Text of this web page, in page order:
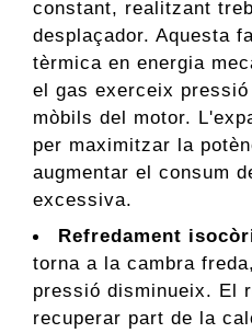
constant, realitzant
desplaçador. Aquesta
tèrmica en energia
el gas exerceix
mòbils del motor.
per maximitzar la
augmentar el consum
excessiva.
Refredament
torna a la cambra
pressió disminueix. El
recuperar part de la